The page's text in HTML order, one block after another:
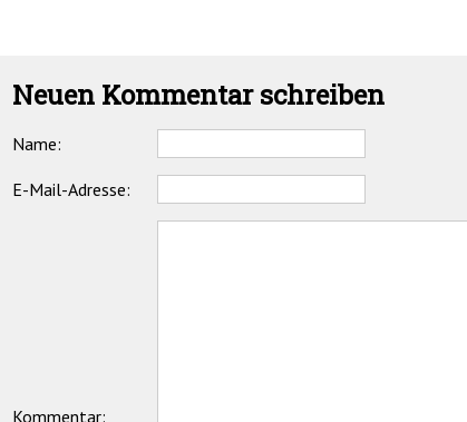
Neuen Kommentar schreiben
Name:
E-Mail-Adresse:
Kommentar: